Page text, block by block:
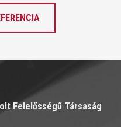
Felelősségű Társaság